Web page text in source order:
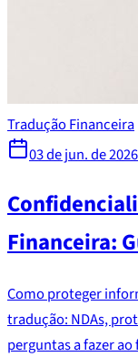
Tradução Financeira
03 de jun. de 2026
Financeira:
Como proteger
tradução: NDAs,
perguntas a fazer